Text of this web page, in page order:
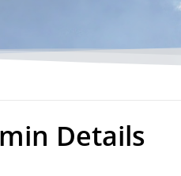
Details